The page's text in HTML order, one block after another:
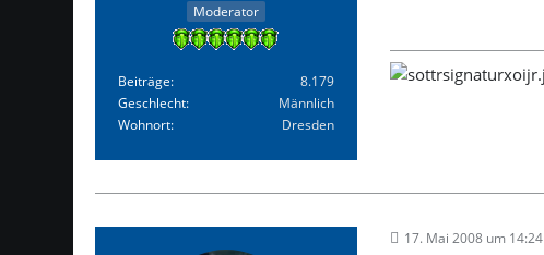
Moderator
Beiträge
8.179
Geschlecht
Männlich
Wohnort
Dresden
17. Mai 2008 um 14:24